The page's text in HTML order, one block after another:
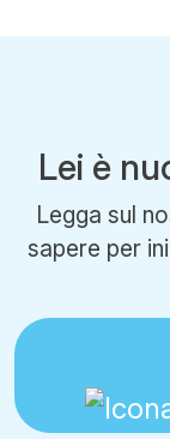
Lei è
Legga sul
sapere per